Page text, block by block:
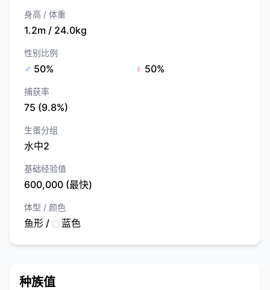
身高 / 体重
1.2m / 24.0kg
性别比例
♂ 50% ♀ 50%
捕获率
75 (9.8%)
生蛋分组
水中2
基础经验值
600,000 (最快)
体型 / 颜色
鱼形 / 蓝色
种族值